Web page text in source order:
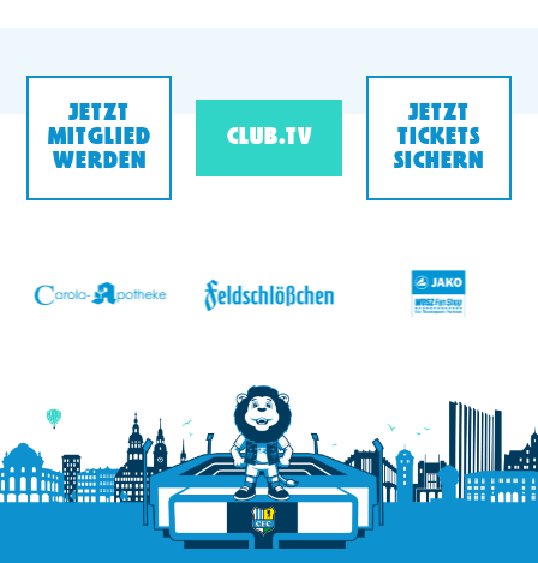
JETZT
MITGLIED
WERDEN
CLUB.TV
JETZT
TICKETS
SICHERN